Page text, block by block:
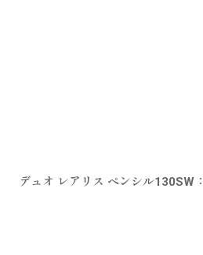
デュオ レアリス ペンシル130SW